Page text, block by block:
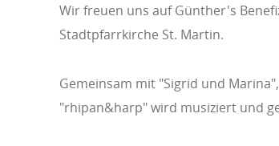
Wir freuen uns auf Günther's
Stadtpfarrkirche St. Martin.
Gemeinsam mit "Sigrid und
"rhipan&harp" wird musiziert und